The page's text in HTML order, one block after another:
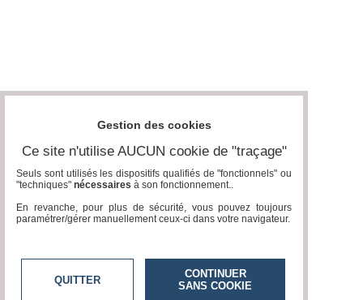
Gestion des cookies
Ce site n'utilise AUCUN cookie de "traçage"
Seuls sont utilisés les dispositifs qualifiés de "fonctionnels" ou
"techniques" nécessaires à son fonctionnement..
En revanche, pour plus de sécurité, vous pouvez toujours
paramétrer/gérer manuellement ceux-ci dans votre navigateur.
QUITTER
CONTINUER
SANS COOKIE